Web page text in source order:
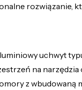
rozwiązanie,
uchwyt
na
z wbudowaną